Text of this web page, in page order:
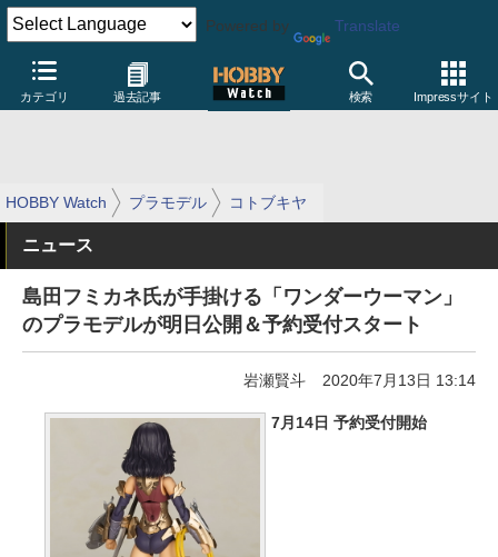
Powered by Translate
カテゴリ 過去記事 検索 Impressサイト
HOBBY Watch プラモデル コトブキヤ
ニュース
島田フミカネ氏が手掛ける「ワンダーウーマン」
のプラモデルが明日公開＆予約受付スタート
岩瀬賢斗 2020年7月13日 13:14
7月14日 予約受付開始